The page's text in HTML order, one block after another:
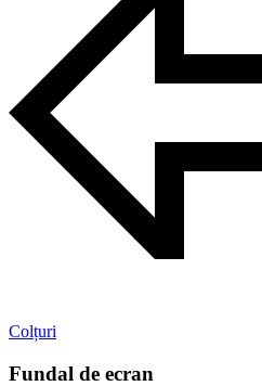
Colțuri
Fundal de ecran